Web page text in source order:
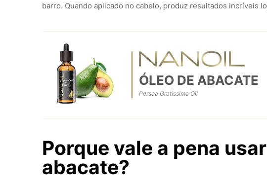
barro. Quando aplicado no cabelo, produz resultados incríveis
ÓLEO DE ABACATE
Persea Gratissima Oil
Porque vale a pena
abacate?